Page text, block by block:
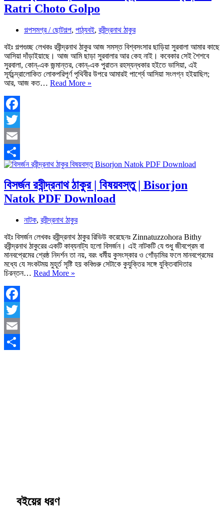
Ratri Choto Golpo
গল্পসমগ্র / ছোটগল্প, পাঠ্যবই, রবীন্দ্রনাথ ঠাকুর
বইঃ গল্পগুচ্ছ লেখকঃ রবীন্দ্রনাথ ঠাকুর আজ সমস্ত বিশ্বসংসার ছাড়িয়া সুরবালা আমার কাছে
আসিয়া দাঁড়াইয়াছে। আজ আমি ছাড়া সুরবালার আর কেহ নাই। কবেকার সেই শৈশবে
সুরবালা, কোন্‌-এক জন্মান্তর, কোন্‌-এক পুরাতন রহস্যন্ধকার হইতে ভাসিয়া, এই
সূর্যচন্দ্রালোকিত লোকপরিপূর্ণ পৃথিবীর উপরে আমারই পার্শ্বে আসিয়া সংলগ্ন হইয়াছিল;
আর, আজ কত… Read More »
Ratri
Golpo
Facebook
Twitter
Email
Share
বিসর্জন রবীন্দ্রনাথ ঠাকুর | বিষয়বস্তু | Bisorjon
Natok PDF Download
নাটক, রবীন্দ্রনাথ ঠাকুর
বইঃ বিসর্জন লেখকঃ রবীন্দ্রনাথ ঠাকুর রিভিউ করেছেনঃ Zinnatuzzohora Bithy
রবীন্দ্রনাথ ঠাকুরের একটি কাব্যনাট্য হলো বিসর্জন। এই নাটকটি যে শুধু জীবপ্রেম বা
মানবপ্রেমের শ্রেষ্ঠ নিদর্শন তা নয়, বরং ধর্মীয় কুসংস্কার ও গোঁড়ামির ফলে মানবপ্রেমের
মধ্যে যে সংকটময় মুহূর্ত সৃষ্টি হয় কবিগুরু সেটাকে কুযুক্তির সঙ্গে যুক্তিবাদিতার
চিরন্তন… Read More »
Facebook
Twitter
Email
বইয়ের ধরণ